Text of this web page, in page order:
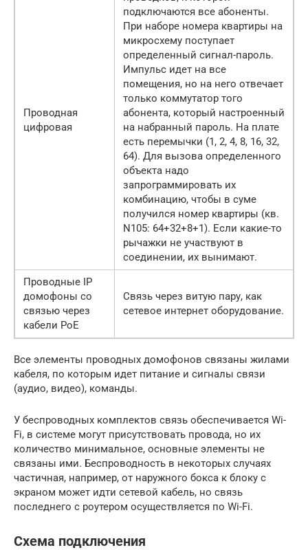
Проводная
цифровая
подключаются все абоненты.
При наборе номера квартиры на
микросхему поступает
определенный сигнал-пароль.
Импульс идет на все
помещения, но на него отвечает
только коммутатор того
абонента, который настроенный
на набранный пароль. На плате
есть перемычки (1, 2, 4, 8, 16, 32,
64). Для вызова определенного
объекта надо
запрограммировать их
комбинацию, чтобы в суме
получился номер квартиры (кв.
N105: 64+32+8+1). Если какие-то
рычажки не участвуют в
соединении, их вынимают.
Проводные IP
домофоны со
связью через
кабели PoE
Связь через витую пару, как
сетевое интернет оборудование.
Все элементы проводных домофонов связаны жилами
кабеля, по которым идет питание и сигналы связи
(аудио, видео), команды.
У беспроводных комплектов связь обеспечивается Wi-
Fi, в системе могут присутствовать провода, но их
количество минимальное, основные элементы не
связаны ими. Беспроводность в некоторых случаях
частичная, например, от наружного бокса к блоку с
экраном может идти сетевой кабель, но связь
последнего с роутером осуществляется по Wi-Fi.
Схема подключения